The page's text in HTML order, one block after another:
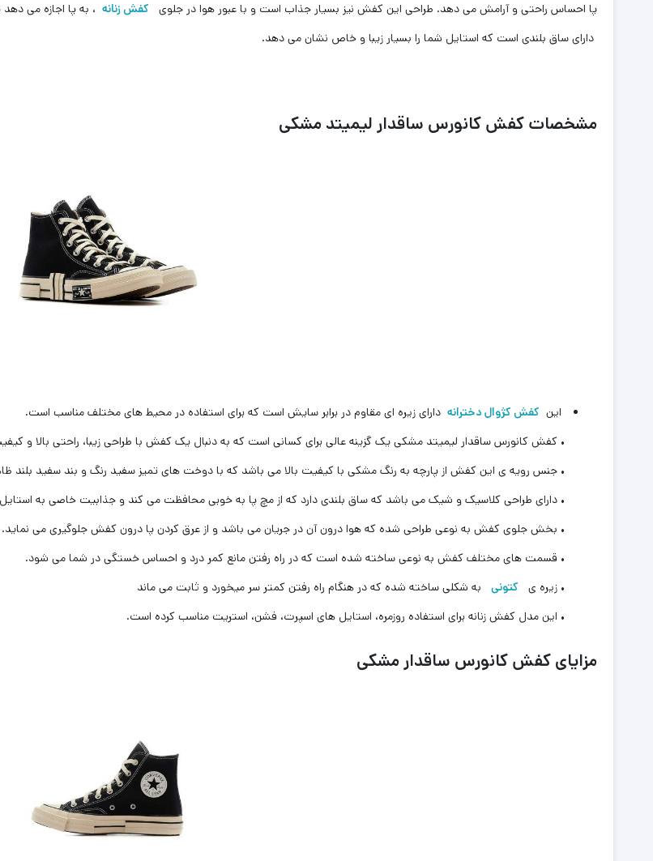
پا احساس راحتی و آرامش می دهد. طراحی این کفش نیز بسیار جذاب است و با عبور هوا در جلوی کفش زنانه، به پا اجازه می
دارای ساق بلندی است که استایل شما را بسیار زیبا و خاص نشان می دهد.
مشخصات کفش کانورس ساقدار لیمیتد مشکی
این کفش کژوال دخترانهدارای زیره ای مقاوم در برابر سایش است که برای استفاده در محیط های مختلف مناسب است.
• کفش کانورس ساقدار لیمیتد مشکی یک گزینه عالی برای کسانی است که به دنبال یک کفش با طراحی زیبا، راحتی بالا و
• جنس رویه ی این کفش از پارچه به رنگ مشکی با کیفیت بالا می باشد که با دوخت های تمیز سفید رنگ و بند سفید بلند
• دارای طراحی کلاسیک و شیک می باشد که ساق بلندی دارد که از مچ پا به خوبی محافظت می کند و جذابیت خاصی به
• بخش جلوی کفش به نوعی طراحی شده که هوا درون آن در جریان می باشد و از عرق کردن پا درون کفش جلوگیری می نماید.
• قسمت های مختلف کفش به نوعی ساخته شده است که در راه رفتن مانع کمر درد و احساس خستگی در شما می شود.
• زیره ی کتونیبه شکلی ساخته شده که در هنگام راه رفتن کمتر سر میخورد و ثابت می ماند
• این مدل کفش زنانه برای استفاده روزمره، استایل های اسپرت، فشن، استریت مناسب کرده است.
مزایای کفش کانورس ساقدار مشکی